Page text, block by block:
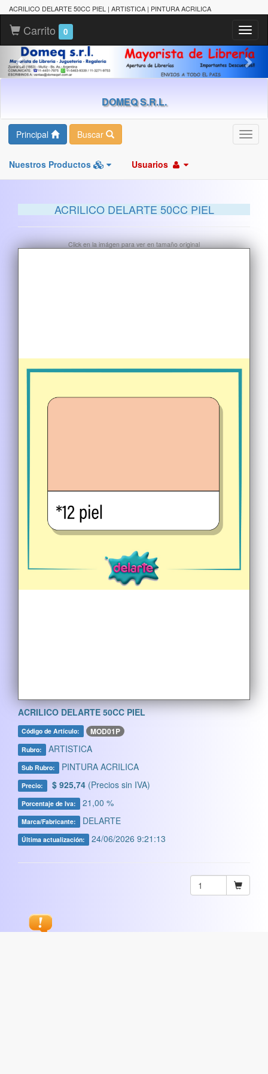
ACRILICO DELARTE 50CC PIEL | ARTISTICA | PINTURA ACRILICA
Carrito 0
DOMEQ S.R.L.
Principal Buscar
Nuestros Productos Usuarios
ACRILICO DELARTE 50CC PIEL
Click en la imágen para ver en tamaño original
ACRILICO DELARTE 50CC PIEL
Código de Artículo: MOD01P
Rubro: ARTISTICA
Sub Rubro: PINTURA ACRILICA
Precio: $ 925,74 (Precios sin IVA)
Porcentaje de Iva: 21,00 %
Marca/Fabricante: DELARTE
Última actualización: 24/06/2026 9:21:13